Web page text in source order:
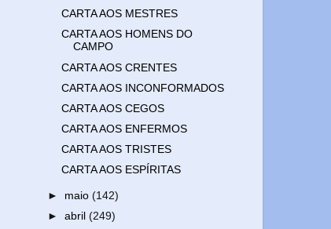
CARTA AOS MESTRES
CARTA AOS HOMENS DO
CAMPO
CARTA AOS CRENTES
CARTA AOS INCONFORMADOS
CARTA AOS CEGOS
CARTA AOS ENFERMOS
CARTA AOS TRISTES
CARTA AOS ESPÍRITAS
► maio(142)
►abril(249)